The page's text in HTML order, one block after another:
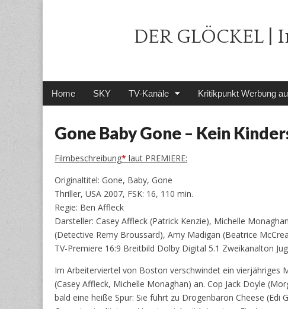
DER GLÖCKEL
Main
Skip
Home SKY TV-Kanäle Kritikpunkt Werbung
Gone Baby Gone – Kein
Filmbeschreibung* laut PREMIERE:
Originaltitel: Gone, Baby, Gone
Thriller, USA 2007, FSK: 16, 110 min.
Regie: Ben Affleck
Darsteller: Casey Affleck (Patrick Kenzie), Michelle
(Detective Remy Broussard), Amy Madigan (Beatrice
TV-Premiere 16:9 Breitbild Dolby Digital 5.1 Zweikanalton
Im Arbeiterviertel von Boston verschwindet ein vierjähriges
(Casey Affleck, Michelle Monaghan) an. Cop Jack Doyle
bald eine heiße Spur: Sie führt zu Drogenbaron Cheese